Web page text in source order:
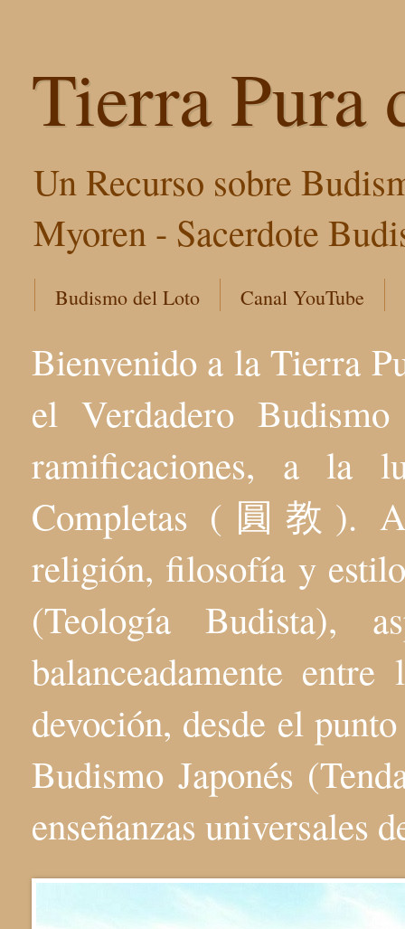
Tierra Pura
Un Recurso sobre
Myoren - Sacerdote
Budismo del Loto Canal YouTube
Bienvenido a la Tierra
el Verdadero
ramificaciones, a la
Completas (圓教).
religión, filosofía y
(Teología Budista),
balanceadamente
devoción, desde el
Budismo Japonés
enseñanzas universales